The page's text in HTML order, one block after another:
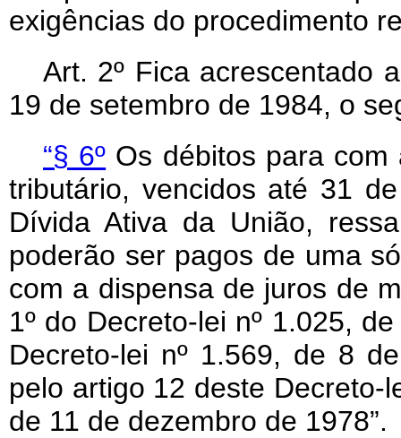
exigências do procedimento
Art. 2º Fica acrescentado
19 de setembro de 1984, o
“§ 6º Os débitos para
tributário, vencidos até 31
Dívida Ativa da União,
poderão ser pagos de uma
com a dispensa de juros de
1º do Decreto-lei nº 1.025,
Decreto-lei nº 1.569, de 8
pelo artigo 12 deste Decreto-
de 11 de dezembro de 1978”.